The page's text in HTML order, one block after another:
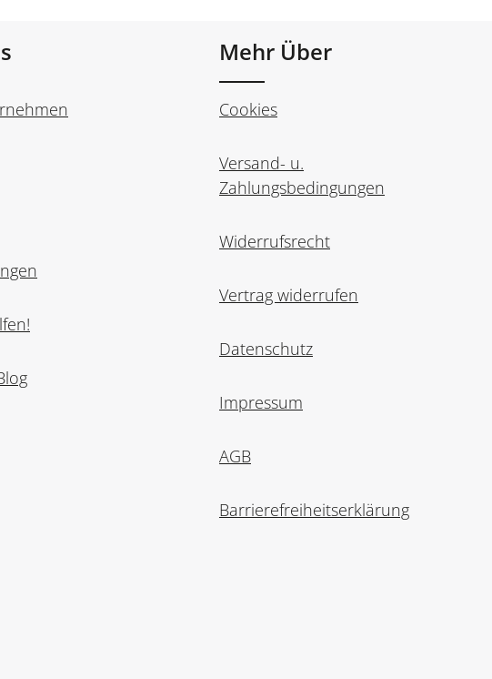
Mehr Über
Cookies
Versand- u.
Zahlungsbedingungen
Widerrufsrecht
Vertrag widerrufen
Datenschutz
Impressum
AGB
Barrierefreiheitserklärung